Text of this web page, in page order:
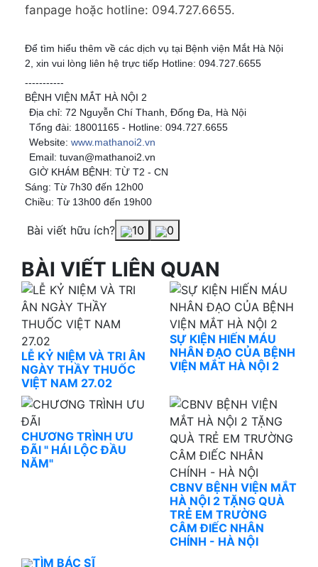
fanpage hoặc hotline: 094.727.6655.
Để tìm hiểu thêm về các dịch vụ tại Bệnh viện Mắt Hà Nội
2, xin vui lòng liên hệ trực tiếp Hotline: 094.727.6655
-----------
BỆNH VIỆN MẮT HÀ NỘI 2
Địa chỉ: 72 Nguyễn Chí Thanh, Đống Đa, Hà Nội
Tổng đài: 18001165 - Hotline: 094.727.6655
Website: www.mathanoi2.vn
Email: tuvan@mathanoi2.vn
GIỜ KHÁM BỆNH: TỪ T2 - CN
Sáng: Từ 7h30 đến 12h00
Chiều: Từ 13h00 đến 19h00
Bài viết hữu ích? 10 0
BÀI VIẾT LIÊN QUAN
LỄ KỶ NIỆM VÀ TRI ÂN
NGÀY THẦY THUỐC
VIỆT NAM 27.02
SỰ KIỆN HIẾN MÁU
NHÂN ĐẠO CỦA BỆNH
VIỆN MẮT HÀ NỘI 2
CHƯƠNG TRÌNH ƯU
ĐÃI " HÁI LỘC ĐẦU
NĂM"
CBNV BỆNH VIỆN MẮT
HÀ NỘI 2 TẶNG QUÀ
TRẺ EM TRƯỜNG
CÂM ĐIẾC NHÂN
CHÍNH - HÀ NỘI
TÌM BÁC SĨ